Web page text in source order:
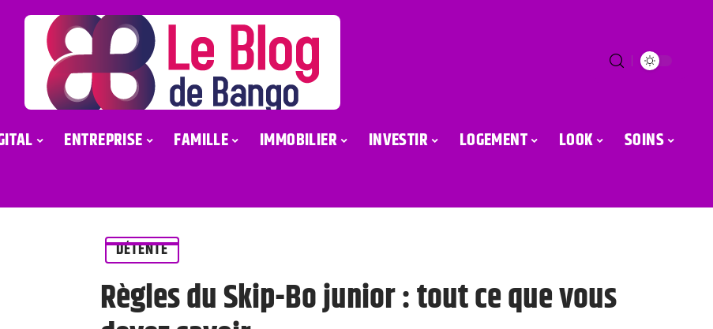
ENTREPRISE FAMILLE IMMOBILIER INVESTIR LOGEMENT LOOK SOINS
DÉTENTE
Règles du Skip-Bo junior : tout ce que vous